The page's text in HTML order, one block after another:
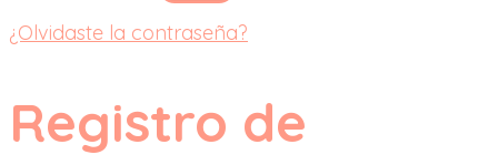
¿Olvidaste la contraseña?
Registro de